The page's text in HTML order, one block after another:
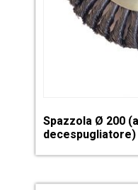
Spazzola Ø 200
decespugliatore)